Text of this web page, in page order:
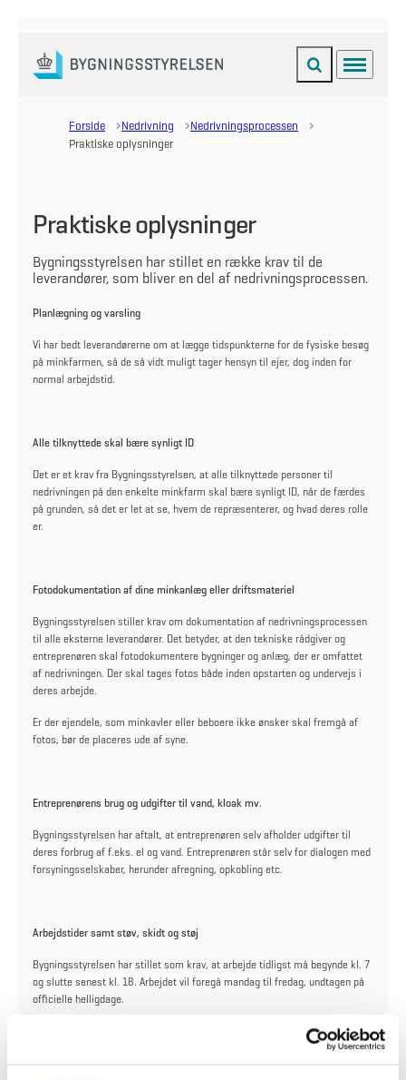
Gå til forsiden Fold søgefelt ud
Menu
Forside Nedrivning
Nedrivningsprocessen
Praktiske oplysninger
Praktiske oplysninger
Bygningsstyrelsen har stillet en række krav til de
leverandører, som bliver en del af nedrivningsprocessen.
Planlægning og varsling
Vi har bedt leverandørerne om at lægge tidspunkterne for de fysiske besøg
på minkfarmen, så de så vidt muligt tager hensyn til ejer, dog inden for
normal arbejdstid.
Alle tilknyttede skal bære synligt ID
Det er et krav fra Bygningsstyrelsen, at alle tilknyttede personer til
nedrivningen på den enkelte minkfarm skal bære synligt ID, når de færdes
på grunden, så det er let at se, hvem de repræsenterer, og hvad deres rolle
er.
Fotodokumentation af dine minkanlæg eller driftsmateriel
Bygningsstyrelsen stiller krav om dokumentation af nedrivningsprocessen
til alle eksterne leverandører. Det betyder, at den tekniske rådgiver og
entreprenøren skal fotodokumentere bygninger og anlæg, der er omfattet
af nedrivningen. Der skal tages fotos både inden opstarten og undervejs i
deres arbejde.
Er der ejendele, som minkavler eller beboere ikke ønsker skal fremgå af
fotos, bør de placeres ude af syne.
Entreprenørens brug og udgifter til vand, kloak mv.
Bygningsstyrelsen har aftalt, at entreprenøren selv afholder udgifter til
deres forbrug af f.eks. el og vand. Entreprenøren står selv for dialogen med
forsyningsselskaber, herunder afregning, opkobling etc.
Arbejdstider samt støv, skidt og støj
Bygningsstyrelsen har stillet som krav, at arbejde tidligst må begynde kl. 7
og slutte senest kl. 18. Arbejdet vil foregå mandag til fredag, undtagen på
officielle helligdage.
Derudover er det et krav, at leverandørerne skal vælge det værktøj, der giver
færrest gener for beboere og ansatte i forhold til støj, vibrationer, støv og
emissioner.